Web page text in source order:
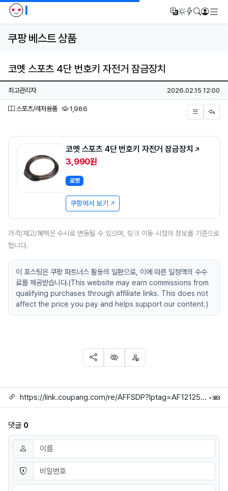
I 번역다크모드
새글/새댓글
검색로그인
쿠팡 베스트 상품
코멧 스포츠 4단 번호키 자전거 잠금장치
페이지 정보
작성자
최고관리자 작성일
2026.02.15 12:00
분류
스포츠/레저용품 1,986
본문
코멧 스포츠 4단 번호키 자전거 잠금장치
3,990원
로켓
쿠팡에서 보기
가격/재고/혜택은 수시로 변동될 수 있으며, 링크 이동 시점의 정보를 기준으로
합니다.
이 포스팅은 쿠팡 파트너스 활동의 일환으로, 이에 따른 일정액의 수수
료를 제공받습니다.(This website may earn commissions from
qualifying purchases through affiliate links. This does not
affect the price you pay and helps support our content.)
SNS 공유
신고 차단
링크 https://link.coupang.com/re/AFFSDP?lptag=AF1212524&subid=mojorida2&pageKey=6446590077&itemId=13976385508&vendorItemId=81225244785&traceid=V0-113-d59d103b435fbe6a 383회
댓글 0
댓글쓰기
이름 필수
비밀번호 필수